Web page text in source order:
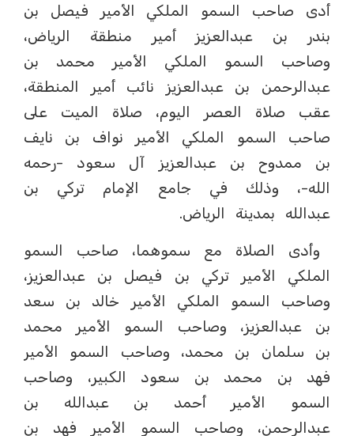
أدى صاحب السمو الملكي الأمير فيصل بن
بندر بن عبدالعزيز أمير منطقة الرياض،
وصاحب السمو الملكي الأمير محمد بن
عبدالرحمن بن عبدالعزيز نائب أمير المنطقة،
عقب صلاة العصر اليوم، صلاة الميت على
صاحب السمو الملكي الأمير نواف بن نايف
بن ممدوح بن عبدالعزيز آل سعود -رحمه
الله-، وذلك في جامع الإمام تركي بن
عبدالله بمدينة الرياض.
وأدى الصلاة مع سموهما، صاحب السمو
الملكي الأمير تركي بن فيصل بن عبدالعزيز،
وصاحب السمو الملكي الأمير خالد بن سعد
بن عبدالعزيز، وصاحب السمو الأمير محمد
بن سلمان بن محمد، وصاحب السمو الأمير
فهد بن محمد بن سعود الكبير، وصاحب
السمو الأمير أحمد بن عبدالله بن
عبدالرحمن، وصاحب السمو الأمير فهد بن